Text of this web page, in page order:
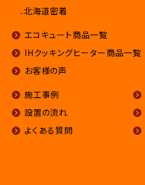
₋北海道密着
エコキュート商品一覧
IHクッキングヒーター商品一覧
お客様の声
施工事例
設置の流れ
よくある質問